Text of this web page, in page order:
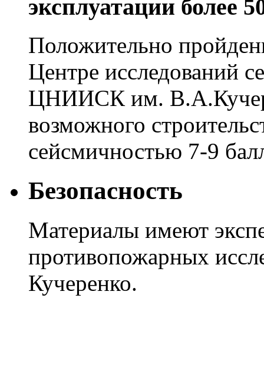
эксплуатации более
Положительно
Центре исследований
ЦНИИСК им.
возможного
сейсмичностью 7-9
Безопасность
Материалы имеют
противопожарных
Кучеренко.